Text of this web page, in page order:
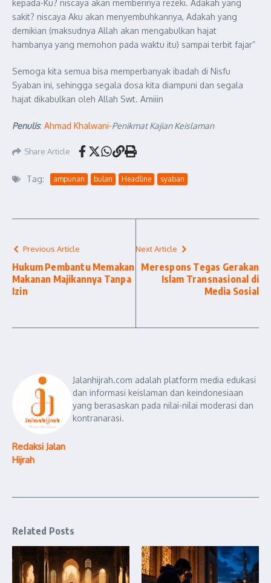
kepada-Ku? niscaya akan memberinya rezeki. Adakah yang
sakit? niscaya Aku akan menyembuhkannya, Adakah yang
demikian (maksudnya Allah akan mengabulkan hajat
hambanya yang memohon pada waktu itu) sampai terbit fajar”
Semoga kita semua bisa memperbanyak ibadah di Nisfu
Syaban ini, sehingga segala dosa kita diampuni dan segala
hajat dikabulkan oleh Allah Swt. Amiiin
Penulis: Ahmad Khalwani-Penikmat Kajian Keislaman
Share Article
Tag: ampunan bulan Headline syaban
Previous Article
Hukum Pembantu Memakan
Makanan Majikannya Tanpa
Izin
Next Article
Merespons Tegas Gerakan
Islam Transnasional di
Media Sosial
Redaksi Jalan
Hijrah
Jalanhijrah.com adalah platform media edukasi
dan informasi keislaman dan keindonesiaan
yang berasaskan pada nilai-nilai moderasi dan
kontranarasi.
Related Posts